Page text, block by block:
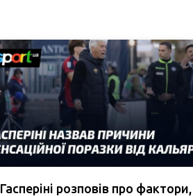
Гасперіні розповів про фактори,